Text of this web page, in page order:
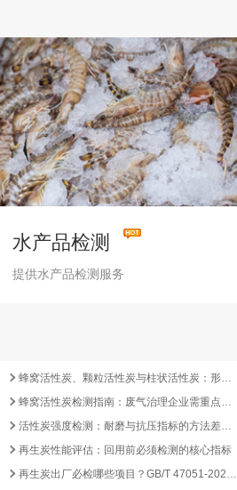
水产品检测
提供水产品检测服务
蜂窝活性炭、颗粒活性炭与柱状活性炭：形态差异与检测重点对照
蜂窝活性炭检测指南：废气治理企业需重点关注的5项核心指标
活性炭强度检测：耐磨与抗压指标的方法差异及验收意义
再生炭性能评估：回用前必须检测的核心指标
再生炭出厂必检哪些项目？GB/T 47051-2026 再生活性炭检测清单这样列